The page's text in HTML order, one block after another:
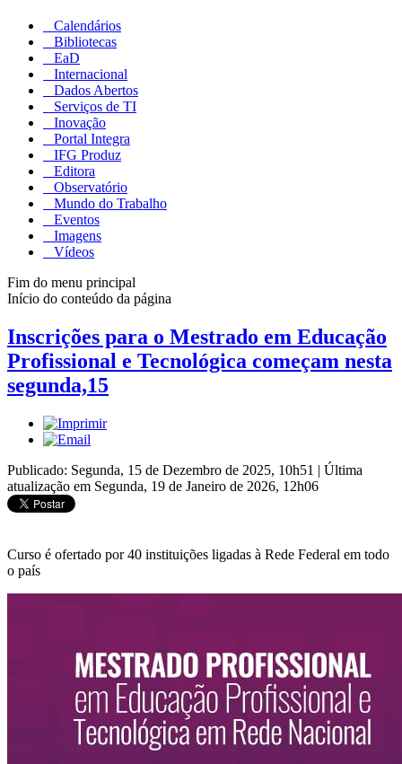
Calendários
Bibliotecas
EaD
Internacional
Dados Abertos
Serviços de TI
Inovação
Portal Integra
IFG Produz
Editora
Observatório
Mundo do Trabalho
Eventos
Imagens
Vídeos
Fim do menu principal
Início do conteúdo da página
Inscrições para o Mestrado em Educação
Profissional e Tecnológica começam nesta
segunda,15
Publicado: Segunda, 15 de Dezembro de 2025, 10h51 | Última
atualização em Segunda, 19 de Janeiro de 2026, 12h06
Curso é ofertado por 40 instituições ligadas à Rede Federal em todo
o país